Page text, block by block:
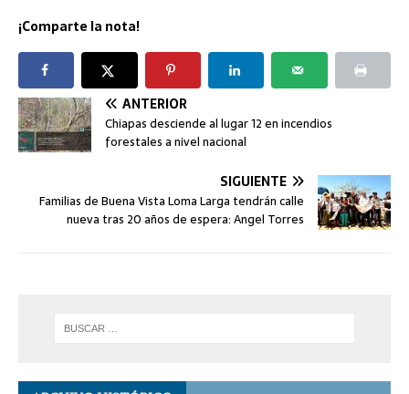
¡Comparte la nota!
ANTERIOR
Chiapas desciende al lugar 12 en incendios
forestales a nivel nacional
SIGUIENTE
Familias de Buena Vista Loma Larga tendrán calle
nueva tras 20 años de espera: Angel Torres